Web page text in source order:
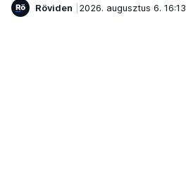
Röviden
2026. augusztus 6. 16:13